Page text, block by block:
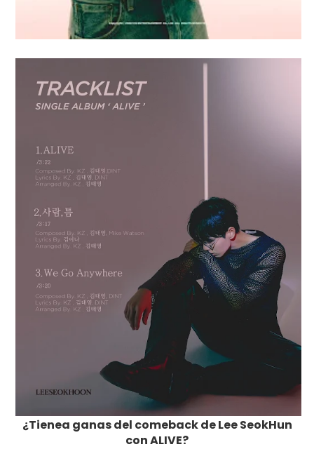
¿Tienea ganas del comeback de Lee SeokHun
con ALIVE?